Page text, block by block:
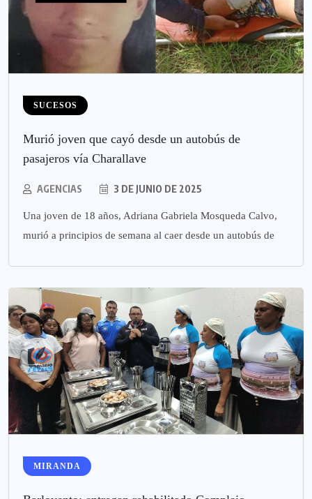
SUCESOS
Murió joven que cayó desde un autobús de
pasajeros vía Charallave
AGENCIAS 3 DE JUNIO DE 2025
Una joven de 18 años, Adriana Gabriela Mosqueda Calvo,
murió a principios de semana al caer desde un autobús de
MIRANDA